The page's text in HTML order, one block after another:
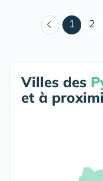
1 2
Villes des
et à